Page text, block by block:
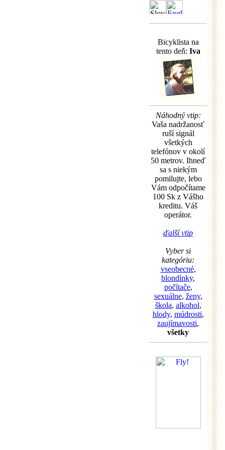
Bicyklista na
tento deň: Iva
Náhodný vtip:
Vaša nadržanosť
ruší signál
všetkých
telefónov v okolí
50 metrov. Ihneď
sa s niekým
pomilujte, lebo
Vám odpočítame
100 Sk z Vášho
kreditu. Váš
operátor.
ďalší vtip
Vyber si
kategóriu:
vseobecné,
blondínky,
počítače,
sexuálne, ženy,
škola, alkohol,
hlody, múdrosti,
zaujímavosti,
všetky